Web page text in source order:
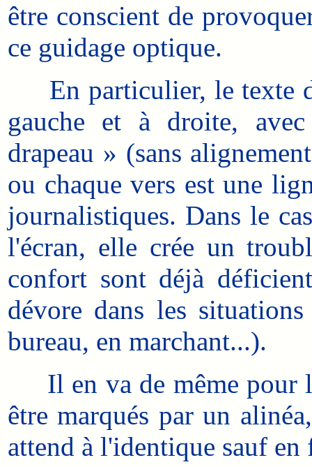
être conscient de
ce guidage optique.
En particulier, le texte
gauche et à droite,
drapeau » (sans
ou chaque vers est une
journalistiques. Dans le
l'écran, elle crée un
confort sont déjà
dévore dans les
bureau, en marchant...).
Il en va de même pour
être marqués par un
attend à l'identique sauf